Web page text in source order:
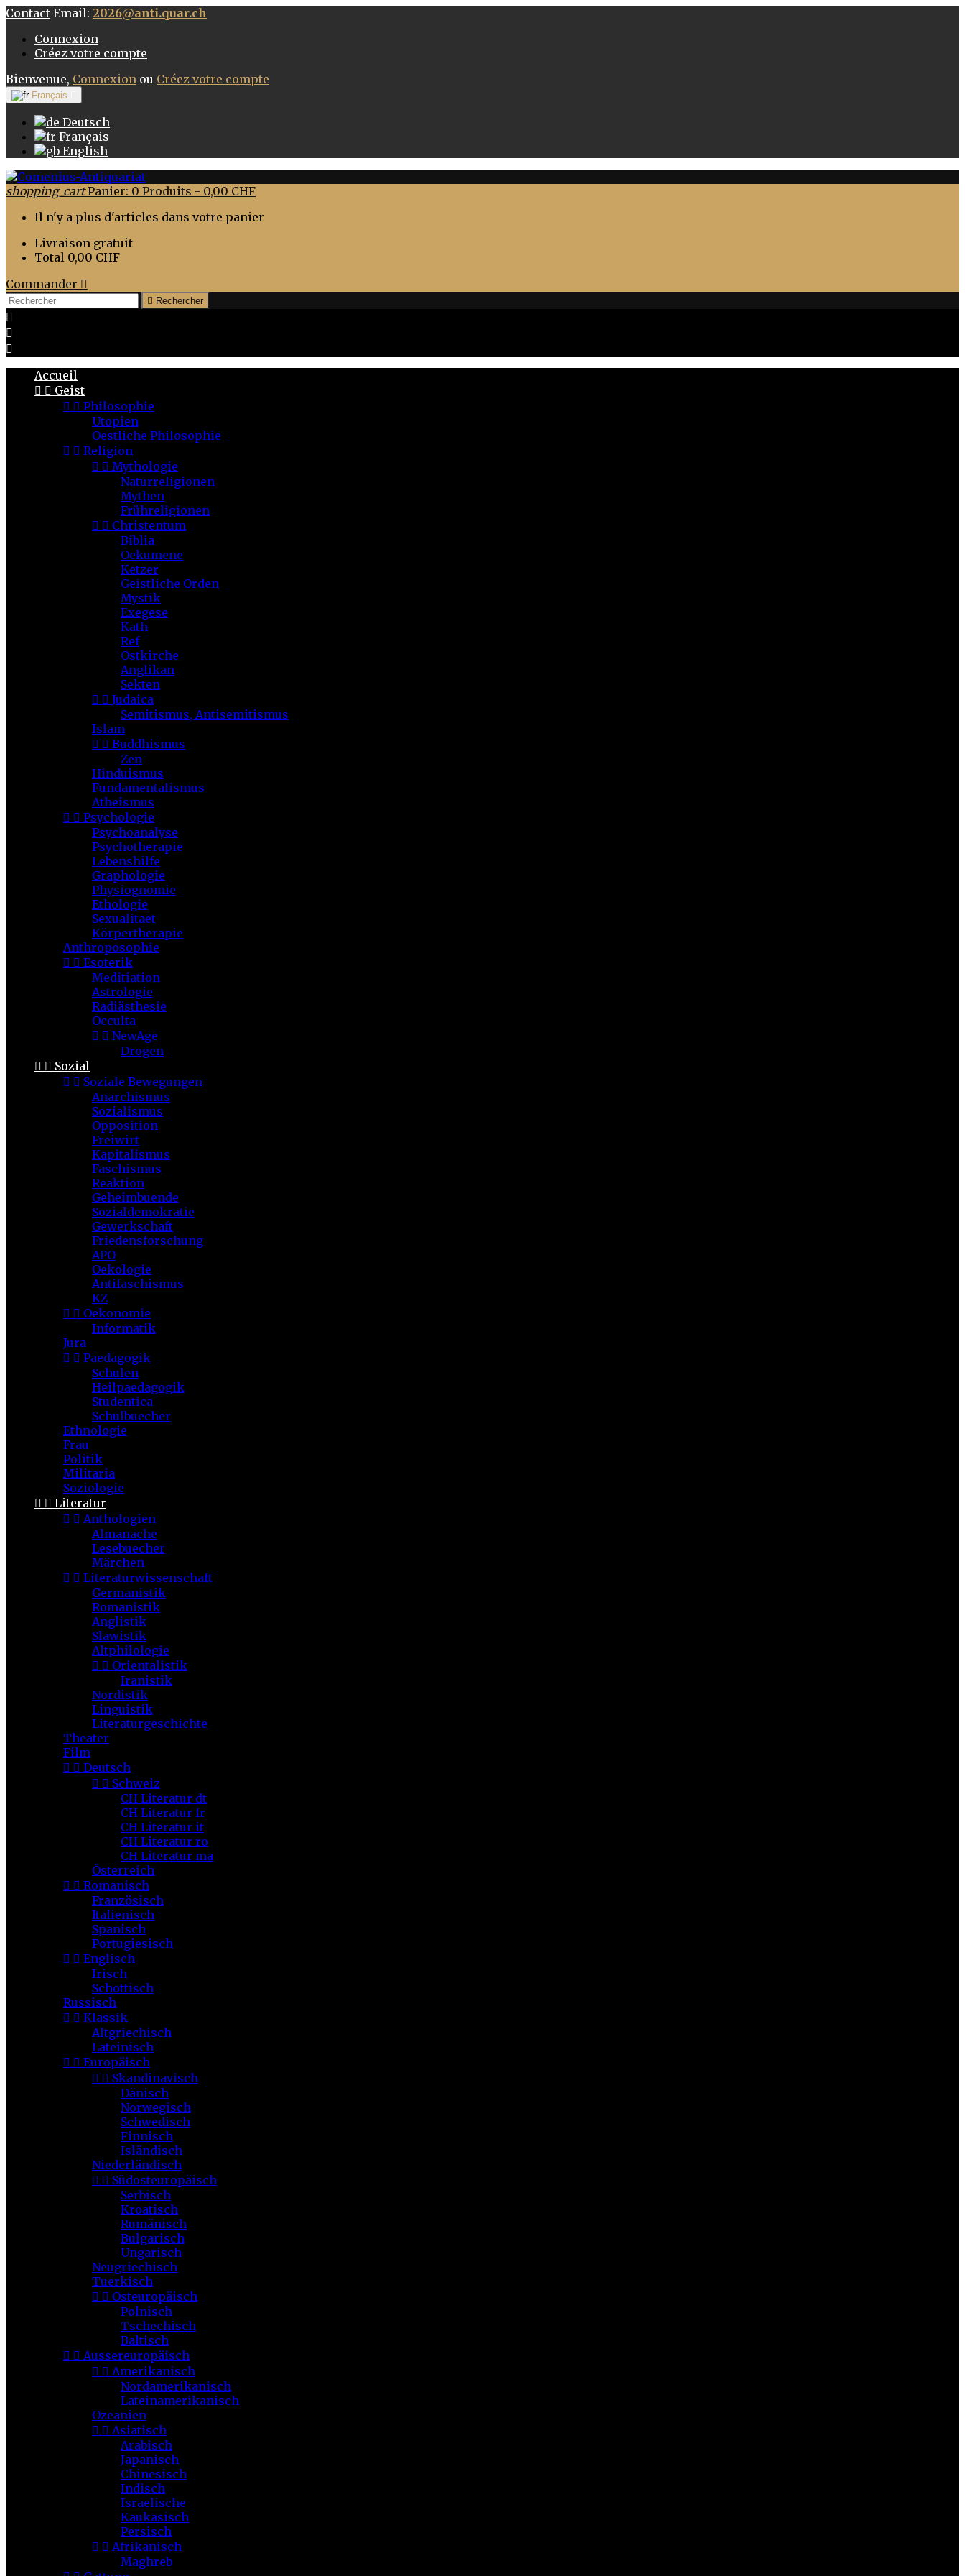
Contact Email: 2026@anti.quar.ch
Connexion
Créez votre compte
Bienvenue, Connexion ou Créez votre compte
Français
Deutsch
Français
English
shopping_cart Panier: 0 Produits - 0,00 CHF
Il n'y a plus d'articles dans votre panier
Livraison gratuit
Total 0,00 CHF
Commander 
 Rechercher



Accueil
  Geist
  Philosophie
Utopien
Oestliche Philosophie
  Religion
  Mythologie
Naturreligionen
Mythen
Frühreligionen
  Christentum
Biblia
Oekumene
Ketzer
Geistliche Orden
Mystik
Exegese
Kath
Ref
Ostkirche
Anglikan
Sekten
  Judaica
Semitismus, Antisemitismus
Islam
  Buddhismus
Zen
Hinduismus
Fundamentalismus
Atheismus
  Psychologie
Psychoanalyse
Psychotherapie
Lebenshilfe
Graphologie
Physiognomie
Ethologie
Sexualitaet
Körpertherapie
Anthroposophie
  Esoterik
Meditiation
Astrologie
Radiästhesie
Occulta
  NewAge
Drogen
  Sozial
  Soziale Bewegungen
Anarchismus
Sozialismus
Opposition
Freiwirt
Kapitalismus
Faschismus
Reaktion
Geheimbuende
Sozialdemokratie
Gewerkschaft
Friedensforschung
APO
Oekologie
Antifaschismus
KZ
  Oekonomie
Informatik
Jura
  Paedagogik
Schulen
Heilpaedagogik
Studentica
Schulbuecher
Ethnologie
Frau
Politik
Militaria
Soziologie
  Literatur
  Anthologien
Almanache
Lesebuecher
Märchen
  Literaturwissenschaft
Germanistik
Romanistik
Anglistik
Slawistik
Altphilologie
  Orientalistik
Iranistik
Nordistik
Linguistik
Literaturgeschichte
Theater
Film
  Deutsch
  Schweiz
CH Literatur dt
CH Literatur fr
CH Literatur it
CH Literatur ro
CH Literatur ma
Österreich
  Romanisch
Französisch
Italienisch
Spanisch
Portugiesisch
  Englisch
Irisch
Schottisch
Russisch
  Klassik
Altgriechisch
Lateinisch
  Europäisch
  Skandinavisch
Dänisch
Norwegisch
Schwedisch
Finnisch
Isländisch
Niederländisch
  Südosteuropäisch
Serbisch
Kroatisch
Rumänisch
Bulgarisch
Ungarisch
Neugriechisch
Tuerkisch
  Osteuropäisch
Polnisch
Tschechisch
Baltisch
  Aussereuropäisch
  Amerikanisch
Nordamerikanisch
Lateinamerikanisch
Ozeanien
  Asiatisch
Arabisch
Japanisch
Chinesisch
Indisch
Israelische
Kaukasisch
Persisch
  Afrikanisch
Maghreb